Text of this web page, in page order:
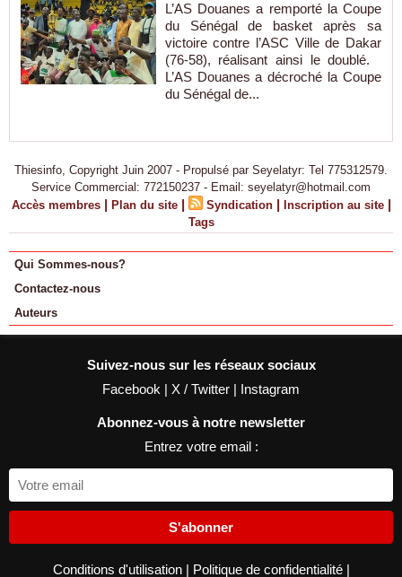
L’AS Douanes a remporté la Coupe
du Sénégal de basket après sa
victoire contre l’ASC Ville de Dakar
(76-58), réalisant ainsi le doublé.
L’AS Douanes a décroché la Coupe
du Sénégal de...
Thiesinfo, Copyright Juin 2007 - Propulsé par Seyelatyr: Tel 775312579.
Service Commercial: 772150237 - Email: seyelatyr@hotmail.com
Accès membres | Plan du site | Syndication | Inscription au site |
Tags
Qui Sommes-nous?
Contactez-nous
Auteurs
Suivez-nous sur les réseaux sociaux
Facebook | X / Twitter | Instagram
Abonnez-vous à notre newsletter
Entrez votre email :
S'abonner
Conditions d'utilisation | Politique de confidentialité |